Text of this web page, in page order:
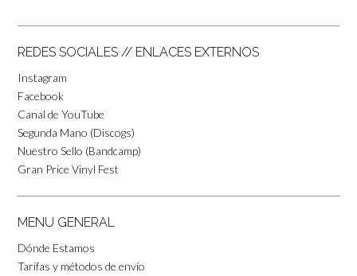
REDES SOCIALES // ENLACES EXTERNOS
Instagram
Facebook
Canal de YouTube
Segunda Mano (Discogs)
Nuestro Sello (Bandcamp)
Gran Price Vinyl Fest
MENU GENERAL
Dónde Estamos
Tarifas y métodos de envío